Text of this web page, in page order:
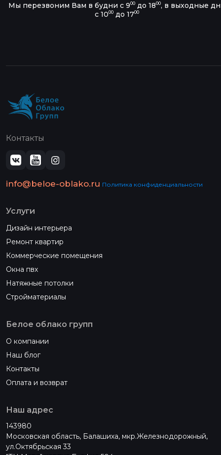
Мы перезвоним Вам в будни с 900 до 1800, в выходные
с 1000 до 1700
Контакты
info@beloe-oblako.ru Политика конфиденциальности
Услуги
Дизайн интерьера
Ремонт квартир
Коммерческие помещения
Окна пвх
Натяжные потолки
Стройматериалы
Белое облако групп
О компании
Наш блог
Контакты
Оплата и возврат
Наш адрес
143980
Московская область, Балашиха, мкр.Железнодорожный,
ул.Октябрьская 33